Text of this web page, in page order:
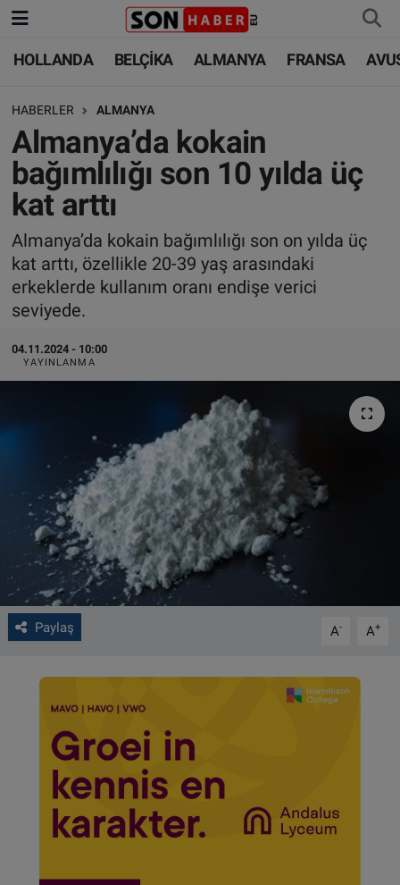
HOLLANDA BELÇİKA ALMANYA FRANSA
HABERLER ALMANYA
Almanya’da kokain
bağımlılığı son 10 yılda üç
kat arttı
Almanya’da kokain bağımlılığı son on yılda üç
kat arttı, özellikle 20-39 yaş arasındaki
erkeklerde kullanım oranı endişe verici
seviyede.
04.11.2024 - 10:00
YAYINLANMA
Paylaş A- A+
HOLLANDA
BELÇİKA
ALMANYA
FRANSA
AVUSTURYA
SAĞLIK - YAŞAM
BİLİM-TEKNOLOJİ
HOLLANDA
BELÇİKA
ALMANYA
TÜRKİYE
DÜNYA
BİLİM-TEKNOLOJİ
SAĞLIK
VIDEO GALERİ
ALGEMENE VOORWAARDEN
CONTACT
Çerez Politikası
Nöbetçi Eczaneler
Hava Durumu
Trafik Durumu
Süper Lig Puan Durumu ve Fikstür
Tüm Manşetler
Son Dakika Haberleri
Haber Arşivi